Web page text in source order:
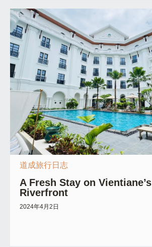
道成旅行日志
A Fresh Stay on Vientiane’s
Riverfront
2024年4月2日